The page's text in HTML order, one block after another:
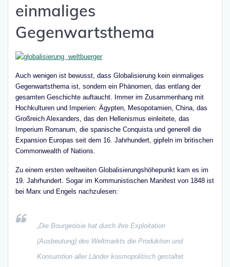
einmaliges
Gegenwartsthema
Auch wenigen ist bewusst, dass Globalisierung kein einmaliges
Gegenwartsthema ist, sondern ein Phänomen, das entlang der
gesamten Geschichte auftaucht. Immer im Zusammenhang mit
Hochkulturen und Imperien: Ägypten, Mesopotamien, China, das
Großreich Alexanders, das den Hellenismus einleitete, das
Imperium Romanum, die spanische Conquista und generell die
Expansion Europas seit dem 16. Jahrhundert, gipfeln im britischen
Commonwealth of Nations.
Zu einem ersten weltweiten Globalisierungshöhepunkt kam es im
19. Jahrhundert. Sogar im Kommunistischen Manifest von 1848 ist
bei Marx und Engels nachzulesen:
„Die Bourgeoisie hat durch ihre Exploitation
(Ausbeutung) des Weltmarkts die Produktion und
Konsumtion aller Länder kosmopolitisch gestaltet.